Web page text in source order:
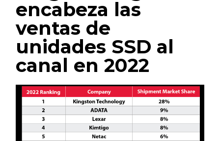
encabeza las
ventas de
unidades SSD al
canal en 2022